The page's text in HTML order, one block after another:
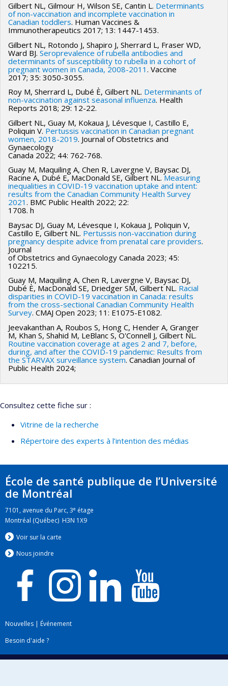
Gilbert NL, Gilmour H, Wilson SE, Cantin L. Determinants
of non-vaccination and incomplete vaccination in
Canadian toddlers. Human Vaccines &
Immunotherapeutics 2017; 13: 1447-1453.
Gilbert NL, Rotondo J, Shapiro J, Sherrard L, Fraser WD,
Ward BJ. Seroprevalence of rubella antibodies and
determinants of susceptibility to rubella in a cohort of
pregnant women in Canada, 2008-2011 . Vaccine
2017; 35: 3050-3055.
Roy M, Sherrard L, Dubé È, Gilbert NL. Determinants of
non-vaccination against seasonal influenza. Health
Reports 2018; 29: 12-22.
Gilbert NL, Guay M, Kokaua J, Lévesque I, Castillo E,
Poliquin V. Pertussis vaccination in Canadian pregnant
women, 2018-2019. Journal of Obstetrics and
Gynaecology
Canada 2022; 44: 762-768.
Guay M, Maquiling A, Chen R, Lavergne V, Baysac DJ,
Racine A, Dubé E, MacDonald SE, Gilbert NL.Measuring
inequalities in COVID-19 vaccination uptake and intent:
results from the Canadian Community Health Survey
2021 . BMC Public Health 2022; 22:
1708. h
Baysac DJ, Guay M, Lévesque I, Kokaua J, Poliquin V,
Castillo E, Gilbert NL. Pertussis non-vaccination during
pregnancy despite advice from prenatal care providers.
Journal
of Obstetrics and Gynaecology Canada 2023; 45:
102215.
Guay M, Maquiling A, Chen R, Lavergne V, Baysac DJ,
Dubé È, MacDonald SE, Driedger SM, Gilbert NL. Racial
disparities in COVID-19 vaccination in Canada: results
from the cross-sectional Canadian Community Health
Survey. CMAJ Open 2023; 11: E1075-E1082.
Jeevakanthan A, Roubos S, Hong C, Hender A, Granger
M, Khan S, Shahid M, LeBlanc S, O'Connell J, Gilbert NL.
Routine vaccination coverage at ages 2 and 7, before,
during, and after the COVID-19 pandemic: Results from
the STARVAX surveillance system. Canadian Journal of
Public Health 2024;
Consultez cette fiche sur :
Vitrine de la recherche
Répertoire des experts à l’intention des médias
École de santé publique de l’Université
de Montréal
7101, avenue du Parc, 3e étage
Montréal (Québec) H3N 1X9
Voir sur la carte
Nous joindre
Nouvelles | Événement
Besoin d'aide ?
Plan du site|Accessibilité